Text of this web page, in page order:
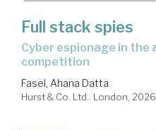
Full stack spies
cyber espionage in the age of US-China
competition
Fasel, Ahana Datta
Hurst & Co. Ltd.. London, 2026